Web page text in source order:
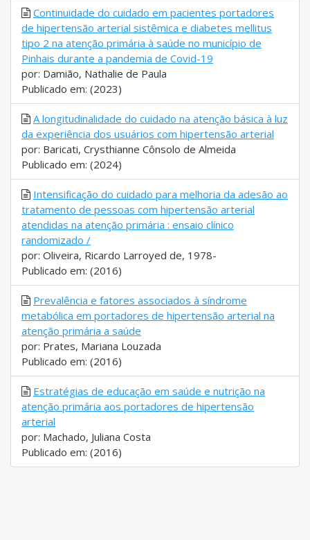
Continuidade do cuidado em pacientes portadores
de hipertensão arterial sistêmica e diabetes mellitus
tipo 2 na atenção primária à saúde no município de
Pinhais durante a pandemia de Covid-19
por: Damião, Nathalie de Paula
Publicado em: (2023)
A longitudinalidade do cuidado na atenção básica à luz
da experiência dos usuários com hipertensão arterial
por: Baricati, Crysthianne Cônsolo de Almeida
Publicado em: (2024)
Intensificação do cuidado para melhoria da adesão ao
tratamento de pessoas com hipertensão arterial
atendidas na atenção primária : ensaio clínico
randomizado /
por: Oliveira, Ricardo Larroyed de, 1978-
Publicado em: (2016)
Prevalência e fatores associados à síndrome
metabólica em portadores de hipertensão arterial na
atenção primária a saúde
por: Prates, Mariana Louzada
Publicado em: (2016)
Estratégias de educação em saúde e nutrição na
atenção primária aos portadores de hipertensão
arterial
por: Machado, Juliana Costa
Publicado em: (2016)